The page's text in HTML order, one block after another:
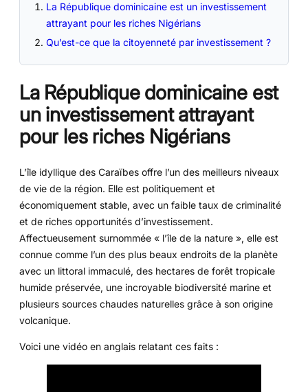
La République dominicaine est un investissement
attrayant pour les riches Nigérians
Qu’est-ce que la citoyenneté par investissement ?
La République dominicaine est
un investissement attrayant
pour les riches Nigérians
L’île idyllique des Caraïbes offre l’un des meilleurs niveaux
de vie de la région. Elle est politiquement et
économiquement stable, avec un faible taux de criminalité
et de riches opportunités d’investissement.
Affectueusement surnommée « l’île de la nature », elle est
connue comme l’un des plus beaux endroits de la planète
avec un littoral immaculé, des hectares de forêt tropicale
humide préservée, une incroyable biodiversité marine et
plusieurs sources chaudes naturelles grâce à son origine
volcanique.
Voici une vidéo en anglais relatant ces faits :